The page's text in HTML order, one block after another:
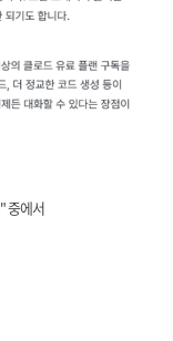
중에서